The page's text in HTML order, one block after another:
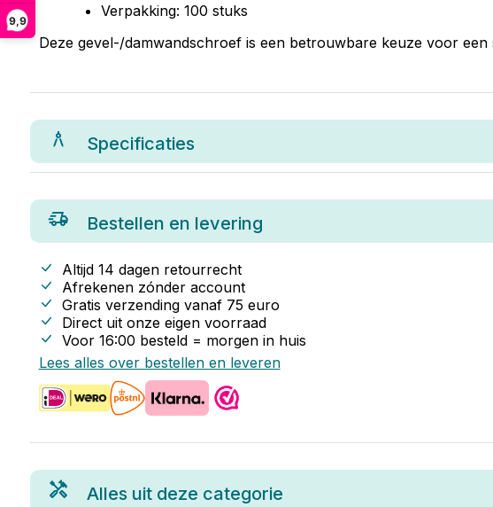
9,9
Verpakking: 100 stuks
Deze gevel-/damwandschroef is een betrouwbare keuze voor
Specificaties
Bestellen en levering
Altijd 14 dagen retourrecht
Afrekenen zónder account
Gratis verzending vanaf 75 euro
Direct uit onze eigen voorraad
Voor 16:00 besteld = morgen in huis
Lees alles over bestellen en leveren
Alles uit deze categorie